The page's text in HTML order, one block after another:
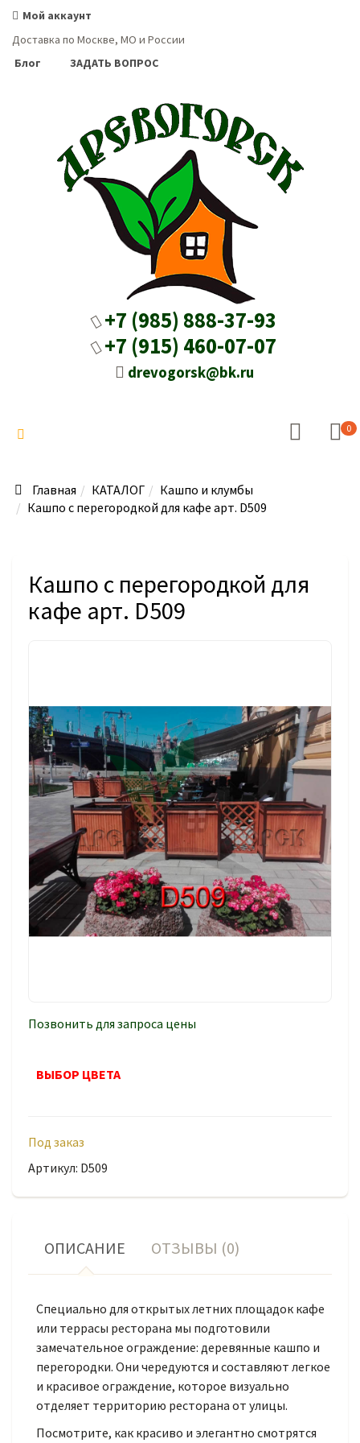
Мой аккаунт
Доставка по Москве, МО и России
Блог
ЗАДАТЬ ВОПРОС
+7 (985) 888-37-93
+7 (915) 460-07-07
drevogorsk@bk.ru
0
Главная КАТАЛОГ
Кашпо и клумбы
Кашпо с перегородкой для кафе арт. D509
Кашпо с перегородкой для
кафе арт. D509
Позвонить для запроса цены
ВЫБОР ЦВЕТА
Под заказ
Артикул: D509
ОПИСАНИЕ ОТЗЫВЫ (0)
Специально для открытых летних площадок кафе
или террасы ресторана мы подготовили
замечательное ограждение: деревянные кашпо и
перегородки. Они чередуются и составляют легкое
и красивое ограждение, которое визуально
отделяет территорию ресторана от улицы.
Посмотрите, как красиво и элегантно смотрятся